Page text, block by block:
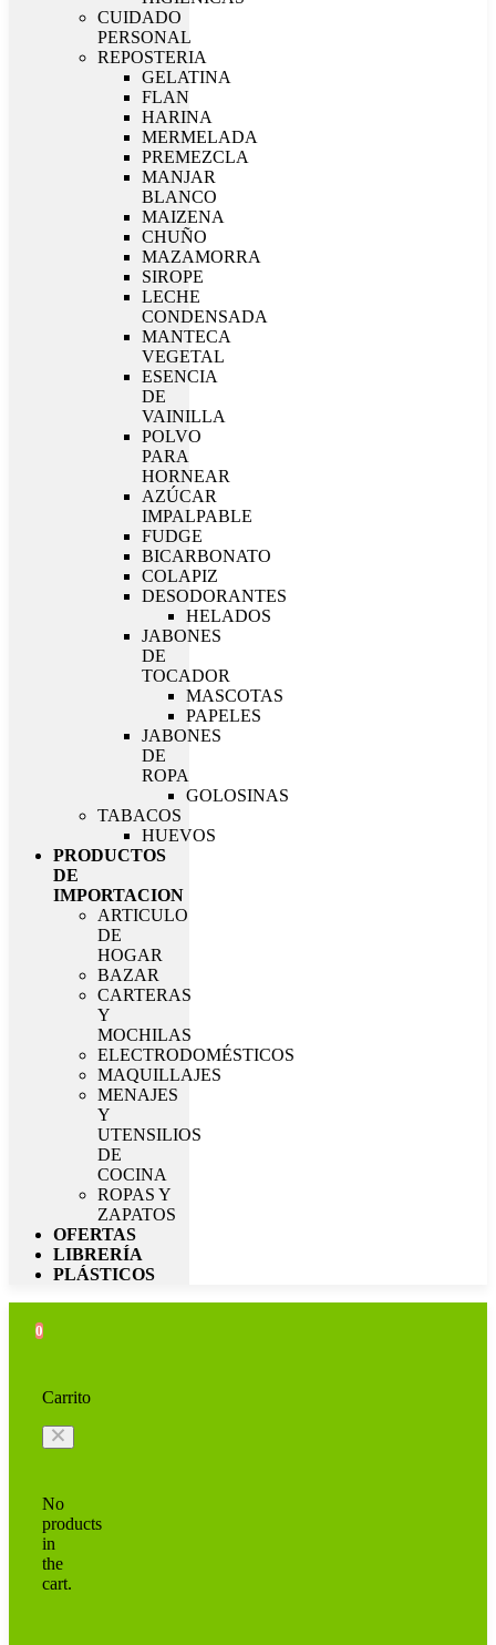
CUIDADO
PERSONAL
REPOSTERIA
GELATINA
FLAN
HARINA
MERMELADA
PREMEZCLA
MANJAR
BLANCO
MAIZENA
CHUÑO
MAZAMORRA
SIROPE
LECHE
CONDENSADA
MANTECA
VEGETAL
ESENCIA
DE
VAINILLA
POLVO
PARA
HORNEAR
AZÚCAR
IMPALPABLE
FUDGE
BICARBONATO
COLAPIZ
DESODORANTES
HELADOS
JABONES
DE
TOCADOR
MASCOTAS
PAPELES
JABONES
DE
ROPA
GOLOSINAS
TABACOS
HUEVOS
PRODUCTOS
DE
IMPORTACION
ARTICULO
DE
HOGAR
BAZAR
CARTERAS
Y
MOCHILAS
ELECTRODOMÉSTICOS
MAQUILLAJES
MENAJES
Y
UTENSILIOS
DE
COCINA
ROPAS Y
ZAPATOS
OFERTAS
LIBRERÍA
PLÁSTICOS
0
Carrito
No
products
in
the
cart.